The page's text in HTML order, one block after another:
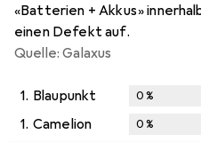
«Batterien + Akkus»
einen Defekt auf.
Quelle: Galaxus
1. Blaupunkt 0%
1. Camelion 0%